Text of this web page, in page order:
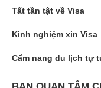
Tất tần tật về Visa
Kinh nghiệm xin Visa
Cẩm nang du lịch tự